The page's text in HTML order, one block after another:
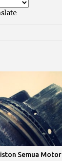
Semua Motor